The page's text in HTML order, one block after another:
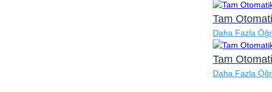
Tam
Daha Fazla
Tam
Daha Fazla